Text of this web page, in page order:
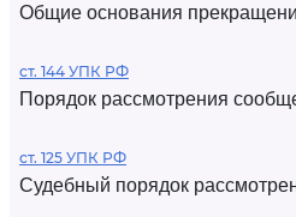
Общие основания
ст. 144 УПК РФ
Порядок рассмотрения
ст. 125 УПК РФ
Судебный порядок